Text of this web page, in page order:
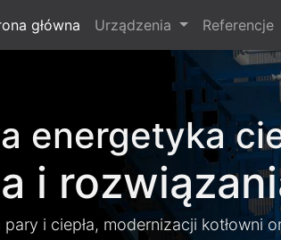
główna Urządzenia Referencje
energetyka
i
i ciepła, modernizacji kotłowni